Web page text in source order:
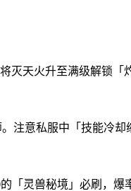
灭天火升至满级解锁「
意私服中「技能冷却
「灵兽秘境」必刷，爆